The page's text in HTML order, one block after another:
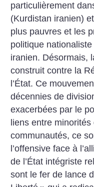
particulièrement
(Kurdistan iranien)
plus pauvres et les
politique
iranien. Désormais,
construit contre la
l’État. Ce
décennies de
exacerbées par le
liens entre
communautés, ce
l’offensive face à
de l’État intégriste
sont le fer de lance